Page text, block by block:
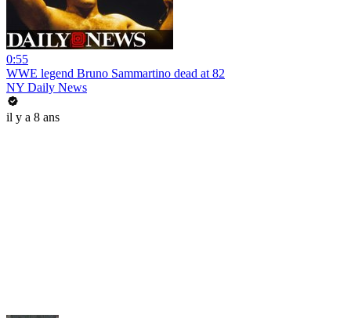
0:55
WWE legend Bruno Sammartino dead at 82
NY Daily News
il y a 8 ans